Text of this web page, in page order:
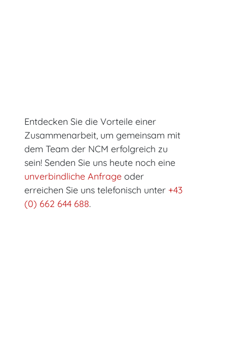
Entdecken Sie die Vorteile einer
Zusammenarbeit, um gemeinsam mit
dem Team der NCM erfolgreich zu
sein! Senden Sie uns heute noch eine
unverbindliche Anfrage oder
erreichen Sie uns telefonisch unter +43
(0) 662 644 688.